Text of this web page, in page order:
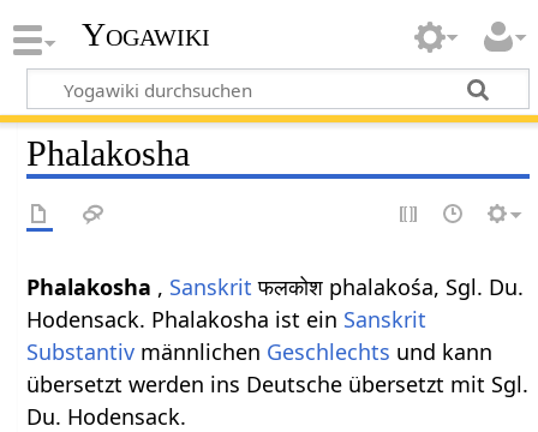
Yogawiki
Phalakosha
Phalakosha , Sanskrit फलकोश phalakośa, Sgl. Du.
Hodensack. Phalakosha ist ein Sanskrit
Substantiv männlichen Geschlechts und kann
übersetzt werden ins Deutsche übersetzt mit Sgl.
Du. Hodensack.